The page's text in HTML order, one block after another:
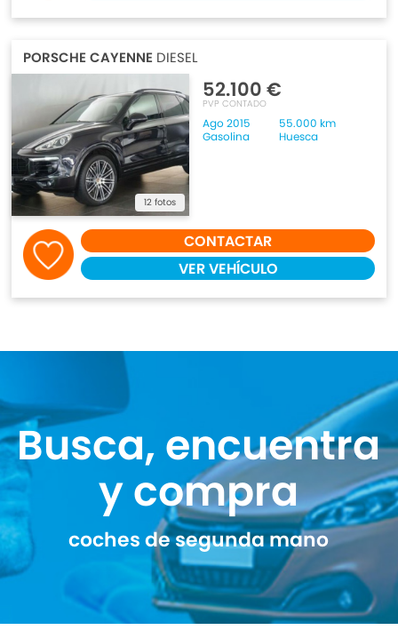
PORSCHE CAYENNE DIESEL
12 fotos
52.100 €
PVP CONTADO
Ago 2015
55.000 km
Gasolina
Huesca
CONTACTAR
VER VEHÍCULO
Busca, encuentra
y compra
coches de segunda mano